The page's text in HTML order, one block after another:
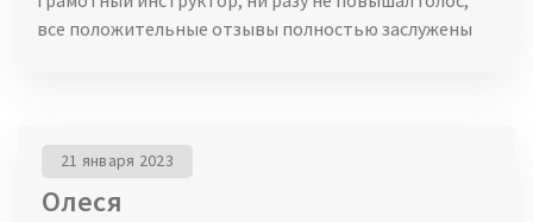
все положительные отзывы полностью заслужены
Олеся
21 января 2023